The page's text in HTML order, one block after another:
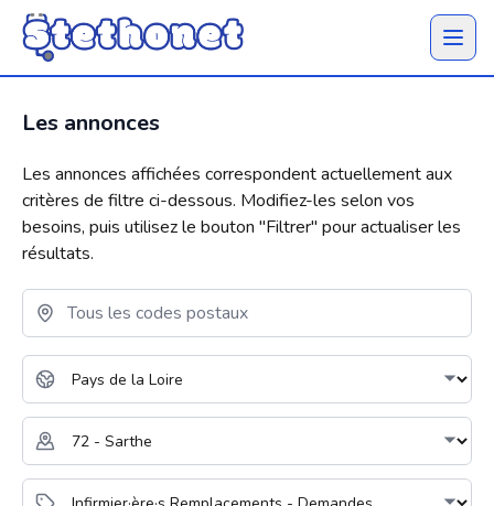
Ouvrir
Les annonces
Les annonces affichées correspondent actuellement aux
critères de filtre ci-dessous. Modifiez-les selon vos
besoins, puis utilisez le bouton "Filtrer" pour actualiser les
résultats.